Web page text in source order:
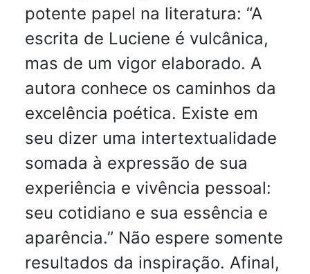
potente papel na literatura: “A
escrita de Luciene é vulcânica,
mas de um vigor elaborado. A
autora conhece os caminhos da
excelência poética. Existe em
seu dizer uma intertextualidade
somada à expressão de sua
experiência e vivência pessoal:
seu cotidiano e sua essência e
aparência.” Não espere somente
resultados da inspiração. Afinal,